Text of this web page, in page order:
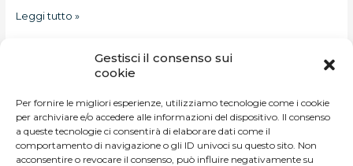
Gestisci il consenso sui
cookie
Per fornire le migliori esperienze, utilizziamo tecnologie come i cookie
per archiviare e/o accedere alle informazioni del dispositivo. Il consenso
a queste tecnologie ci consentirà di elaborare dati come il
comportamento di navigazione o gli ID univoci su questo sito. Non
acconsentire o revocare il consenso, può influire negativamente su
Leggi tutto »